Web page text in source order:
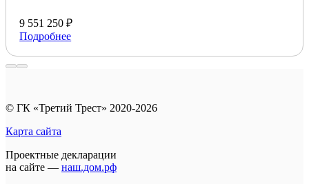
9 551 250 ₽
Подробнее
© ГК «Третий Трест» 2020-2026
Карта сайта
Проектные декларации
на сайте — наш.дом.рф